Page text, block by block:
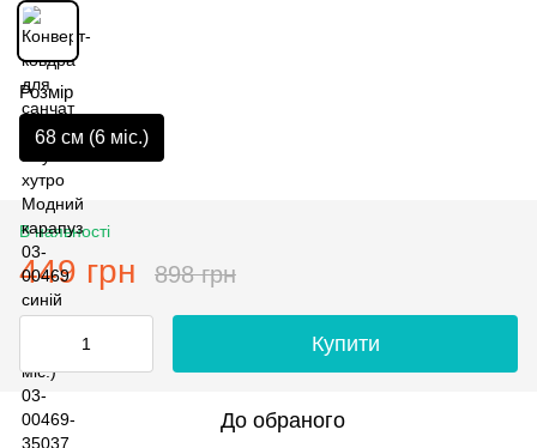
Розмір
68 см (6 мiс.)
В наявності
449 грн 898 грн
Купити
До обраного